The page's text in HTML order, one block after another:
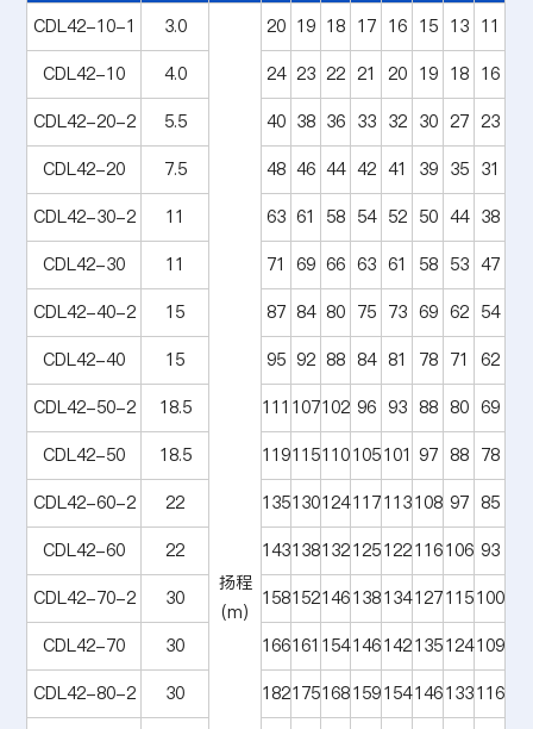
CDL42-10-1 3.0
扬程
(m)
20 19 18 17 16 15 13 11
CDL42-10
4.0 24 23 22 21 20 19 18 16
CDL42-20-2
5.5 40 38 36 33 32 30 27 23
CDL42-20
7.5 48 46 44 42 41 39 35 31
CDL42-30-2
11 63 61 58 54 52 50 44 38
CDL42-30
11 71 69 66 63 61 58 53 47
CDL42-40-2
15 87 84 80 75 73 69 62 54
CDL42-40
15 95 92 88 84 81 78 71
62
CDL42-50-2
18.5 111 107102 96 93 88 80 69
CDL42-50
18.5 119115110105101 97 88 78
CDL42-60-2
22 135130124117113108 97 85
CDL42-60
22 143138132125122116106 93
CDL42-70-2
30 158152146138134127115100
CDL42-70
30 166161 154146142135124109
CDL42-80-2
30 182175168159154146133116